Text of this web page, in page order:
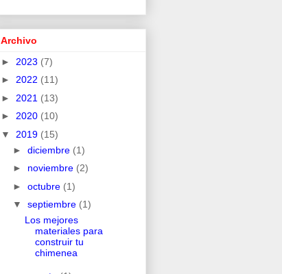
Archivo
► 2023 (7)
► 2022 (11)
► 2021 (13)
► 2020 (10)
▼ 2019 (15)
► diciembre (1)
► noviembre (2)
► octubre (1)
▼ septiembre (1)
Los mejores
materiales para
construir tu
chimenea